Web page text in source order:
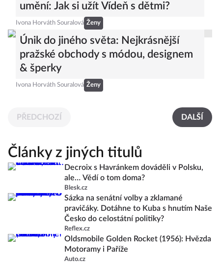
umění: Jak si užít Vídeň s dětmi?
Ivona Horváth Souralová Ženy
Únik do jiného světa: Nejkrásnější
pražské obchody s módou, designem
& šperky
Ivona Horváth Souralová Ženy
PŘEDCHOZÍ DALŠÍ
Články z jiných titulů
Decroix s Havránkem dováděli v Polsku,
ale… Vědí o tom doma?
Blesk.cz
Sázka na senátní volby a zklamané
pravičáky. Dotáhne to Kuba s hnutím Naše
Česko do celostátní politiky?
Reflex.cz
Oldsmobile Golden Rocket (1956): Hvězda
Motoramy i Paříže
Auto.cz